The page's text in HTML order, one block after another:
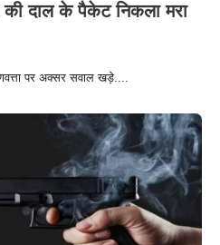
की दाल के पैकेट निकला मरा
पर अक्सर सवाल खड़े....